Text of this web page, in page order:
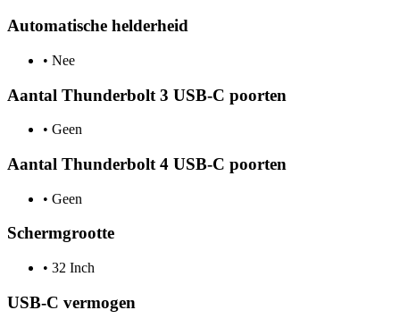
Automatische helderheid
• Nee
Aantal Thunderbolt 3 USB-C poorten
• Geen
Aantal Thunderbolt 4 USB-C poorten
• Geen
Schermgrootte
• 32 Inch
USB-C vermogen